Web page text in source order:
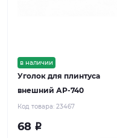
в наличии
Уголок для плинтуса
внешний АР-740
Код товара: 23467
68 Р